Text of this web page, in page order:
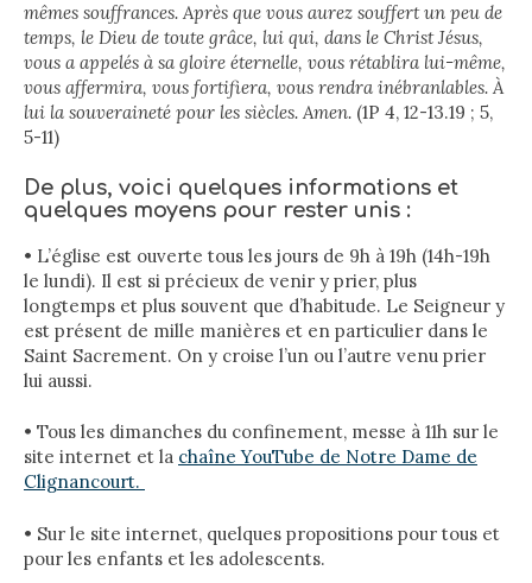
mêmes souffrances. Après que vous aurez souffert un peu de
temps, le Dieu de toute grâce, lui qui, dans le Christ Jésus,
vous a appelés à sa gloire éternelle, vous rétablira lui-même,
vous affermira, vous fortifiera, vous rendra inébranlables. À
lui la souveraineté pour les siècles. Amen. (1P 4, 12-13.19 ; 5,
5-11)
De plus, voici quelques informations et
quelques moyens pour rester unis :
• L’église est ouverte tous les jours de 9h à 19h (14h-19h
le lundi). Il est si précieux de venir y prier, plus
longtemps et plus souvent que d’habitude. Le Seigneur y
est présent de mille manières et en particulier dans le
Saint Sacrement. On y croise l’un ou l’autre venu prier
lui aussi.
• Tous les dimanches du confinement, messe à 11h sur le
site internet et la chaîne YouTube de Notre Dame de
Clignancourt.
• Sur le site internet, quelques propositions pour tous et
pour les enfants et les adolescents.